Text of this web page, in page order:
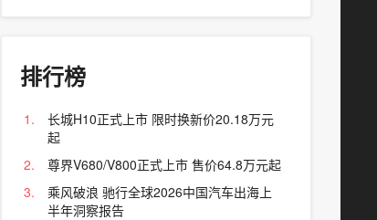
排行榜
长城H10正式上市 限时换新价20.18万元
起
尊界V680/V800正式上市 售价64.8万元起
乘风破浪 驰行全球2026中国汽车出海上
半年洞察报告